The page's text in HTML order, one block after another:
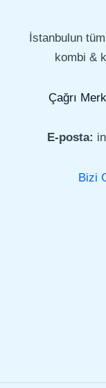
İstanbulun
kombi &
Çağrı
E-posta:
Bizi